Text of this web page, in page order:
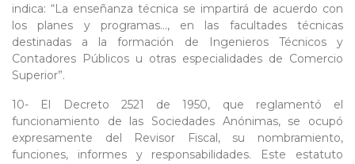
indica: “La enseñanza técnica se impartirá de acuerdo con
los planes y programas…, en las facultades técnicas
destinadas a la formación de Ingenieros Técnicos y
Contadores Públicos u otras especialidades de Comercio
Superior”.
10- El Decreto 2521 de 1950, que reglamentó el
funcionamiento de las Sociedades Anónimas, se ocupó
expresamente del Revisor Fiscal, su nombramiento,
funciones, informes y responsabilidades. Este estatuto